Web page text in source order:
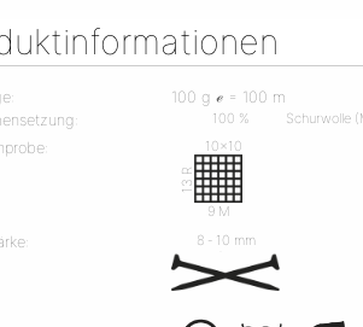
100 g ℯ = 100 m
100 % Schurwolle
10x10
13 R
9 M
8 ‐ 10 mm